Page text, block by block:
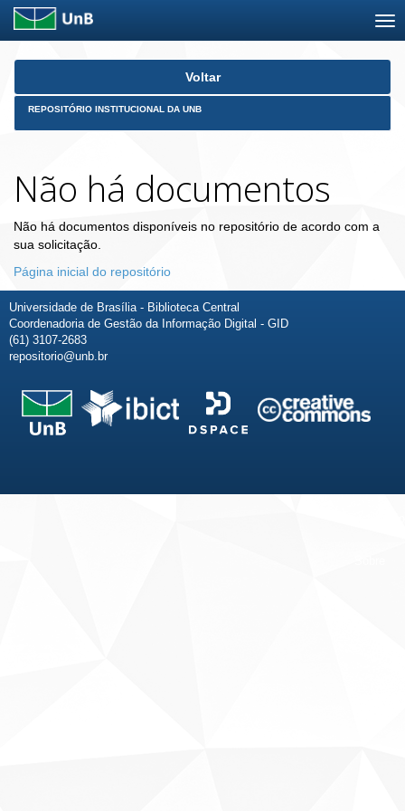
Skip
Voltar
REPOSITÓRIO INSTITUCIONAL DA UNB
Não há documentos
Não há documentos disponíveis no repositório de acordo com a
sua solicitação.
Página inicial do repositório
Universidade de Brasília - Biblioteca Central
Coordenadoria de Gestão da Informação Digital - GID
(61) 3107-2683
repositorio@unb.br